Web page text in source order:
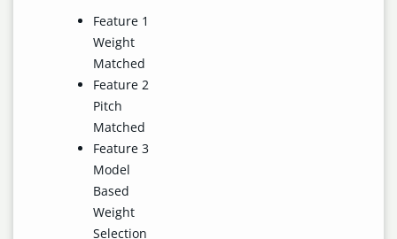
Feature 1
Weight
Matched
Feature 2
Pitch
Matched
Feature 3
Model
Based
Weight
Selection